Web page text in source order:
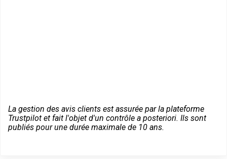
La gestion des avis clients est assurée par la plateforme
Trustpilot et fait l'objet d'un contrôle a posteriori. Ils sont
publiés pour une durée maximale de 10 ans.